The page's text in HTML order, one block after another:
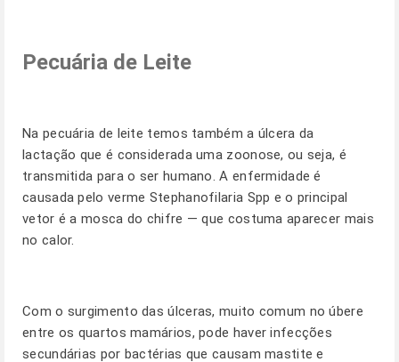
Pecuária de Leite
Na pecuária de leite temos também a úlcera da
lactação que é considerada uma zoonose, ou seja, é
transmitida para o ser humano. A enfermidade é
causada pelo verme Stephanofilaria Spp e o principal
vetor é a mosca do chifre — que costuma aparecer mais
no calor.
Com o surgimento das úlceras, muito comum no úbere
entre os quartos mamários, pode haver infecções
secundárias por bactérias que causam mastite e